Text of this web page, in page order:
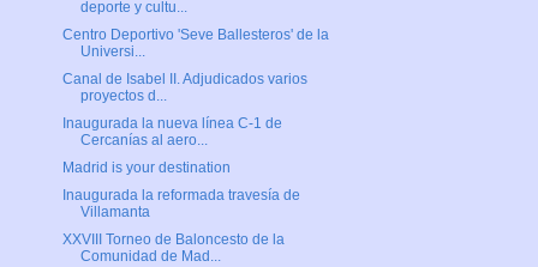
deporte y cultu...
Centro Deportivo 'Seve Ballesteros' de la
Universi...
Canal de Isabel II. Adjudicados varios
proyectos d...
Inaugurada la nueva línea C-1 de
Cercanías al aero...
Madrid is your destination
Inaugurada la reformada travesía de
Villamanta
XXVIII Torneo de Baloncesto de la
Comunidad de Mad...